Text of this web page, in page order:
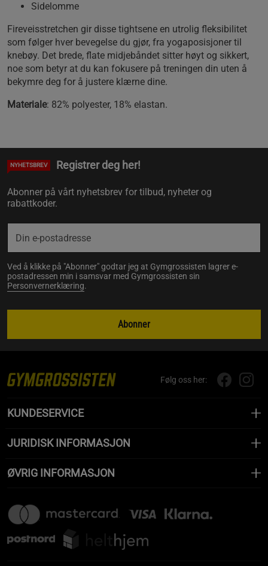
Sidelomme
Fireveisstretchen gir disse tightsene en utrolig fleksibilitet
som følger hver bevegelse du gjør, fra yogaposisjoner til
knebøy. Det brede, flate midjebåndet sitter høyt og sikkert,
noe som betyr at du kan fokusere på treningen din uten å
bekymre deg for å justere klærne dine.
Materiale: 82% polyester, 18% elastan.
NYHETSBREV Registrer deg her!
Abonner på vårt nyhetsbrev for tilbud, nyheter og
rabattkoder.
Ved å klikke på "Abonner" godtar jeg at Gymgrossisten lagrer e-
postadressen min i samsvar med Gymgrossisten sin
Personvernerklæring.
Abonner
Følg oss her:
KUNDESERVICE
JURIDISK INFORMASJON
ØVRIG INFORMASJON